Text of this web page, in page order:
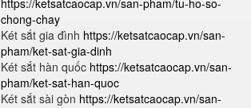
https://ketsatcaocap.vn/san-pham/tu-ho-so-
chong-chay
Két sắt gia đình https://ketsatcaocap.vn/san-
pham/ket-sat-gia-dinh
Két sắt hàn quốc https://ketsatcaocap.vn/san-
pham/ket-sat-han-quoc
Két sắt sài gòn https://ketsatcaocap.vn/san-